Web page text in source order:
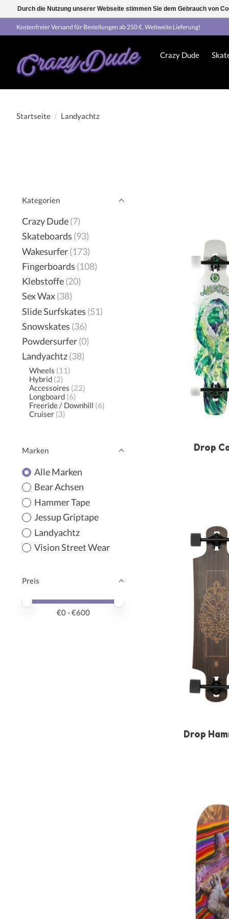
Kostenfreier Versand für Bestellungen ab 250 €. Weltweite Lieferung!
Crazy Dude
Startseite / Landyachtz
Kategorien
Crazy Dude(7)
Skateboards (93)
Wakesurfer(173)
Fingerboards (108)
Klebstoffe(20)
Sex Wax(38)
Slide Surfskates (51)
Snowskates (36)
Powdersurfer(0)
Landyachtz(38)
Wheels (11)
Hybrid (2)
Accessoires (22)
Longboard (6)
Freeride / Downhill (6)
Cruiser (3)
Marken
Alle Marken
Bear Achsen
Hammer Tape
Jessup Griptape
Landyachtz
Vision Street Wear
Preis
Preis – Mindestwert
Price maximum value
€0- €600
Drop
Drop
Durch die Nutzung unserer Webseite stimmen Sie dem Gebrauch von